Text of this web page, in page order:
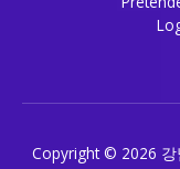
Copyright © 2026